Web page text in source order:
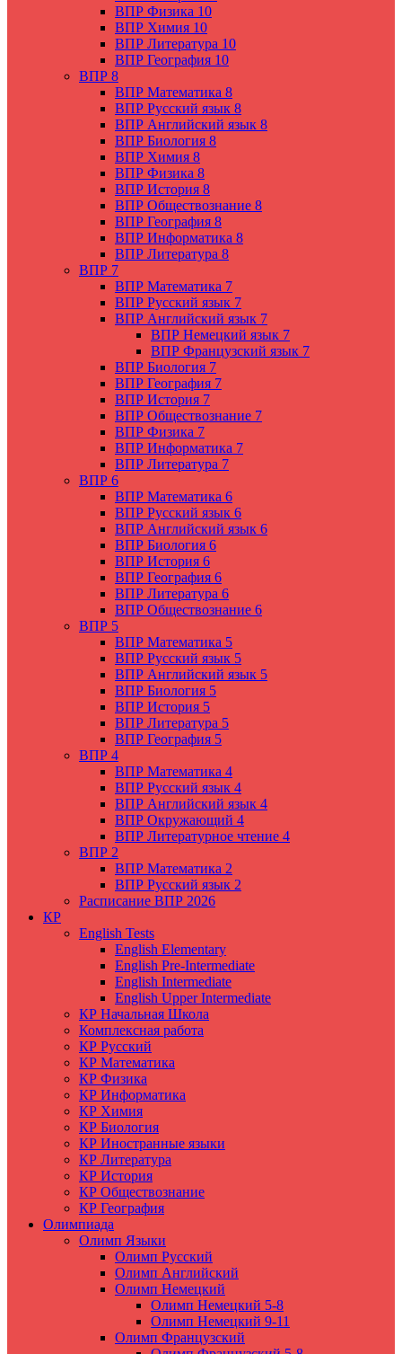
ВПР Физика 10
ВПР Химия 10
ВПР Литература 10
ВПР География 10
ВПР 8
ВПР Математика 8
ВПР Русский язык 8
ВПР Английский язык 8
ВПР Биология 8
ВПР Химия 8
ВПР Физика 8
ВПР История 8
ВПР Обществознание 8
ВПР География 8
ВПР Информатика 8
ВПР Литература 8
ВПР 7
ВПР Математика 7
ВПР Русский язык 7
ВПР Английский язык 7
ВПР Немецкий язык 7
ВПР Французский язык 7
ВПР Биология 7
ВПР География 7
ВПР История 7
ВПР Обществознание 7
ВПР Физика 7
ВПР Информатика 7
ВПР Литература 7
ВПР 6
ВПР Математика 6
ВПР Русский язык 6
ВПР Английский язык 6
ВПР Биология 6
ВПР История 6
ВПР География 6
ВПР Литература 6
ВПР Обществознание 6
ВПР 5
ВПР Математика 5
ВПР Русский язык 5
ВПР Английский язык 5
ВПР Биология 5
ВПР История 5
ВПР Литература 5
ВПР География 5
ВПР 4
ВПР Математика 4
ВПР Русский язык 4
ВПР Английский язык 4
ВПР Окружающий 4
ВПР Литературное чтение 4
ВПР 2
ВПР Математика 2
ВПР Русский язык 2
Расписание ВПР 2026
КР
English Tests
English Elementary
English Pre-Intermediate
English Intermediate
English Upper Intermediate
КР Начальная Школа
Комплексная работа
КР Русский
КР Математика
КР Физика
КР Информатика
КР Химия
КР Биология
КР Иностранные языки
КР Литература
КР История
КР Обществознание
КР География
Олимпиада
Олимп Языки
Олимп Русский
Олимп Английский
Олимп Немецкий
Олимп Немецкий 5-8
Олимп Немецкий 9-11
Олимп Французский